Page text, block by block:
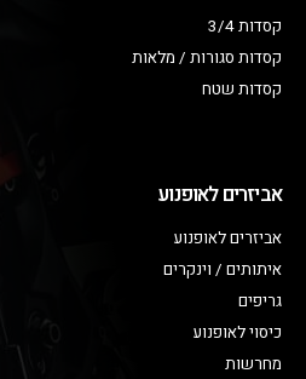
קסדות 3/4
קסדות סגורות / מלאות
קסדות שטח
אביזרים לאופנוע
אביזרים לאופנוע
איתותים / וינקרים
גריפים
כיסוי לאופנוע
מחרשות